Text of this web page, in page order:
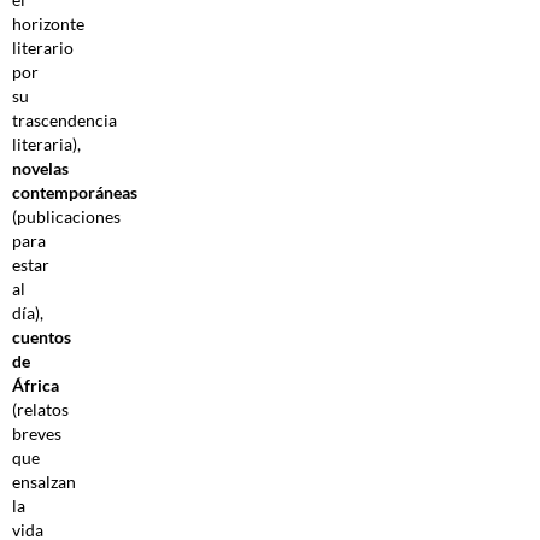
horizonte
literario
por
su
trascendencia
literaria),
novelas
contemporáneas
(publicaciones
para
estar
al
día),
cuentos
de
África
(relatos
breves
que
ensalzan
la
vida